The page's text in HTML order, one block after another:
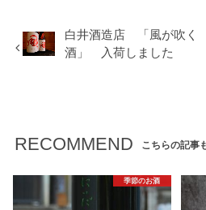
白井酒造店 「風が吹
酒」 入荷しました
RECOMMEND こちらの記事
季節のお酒